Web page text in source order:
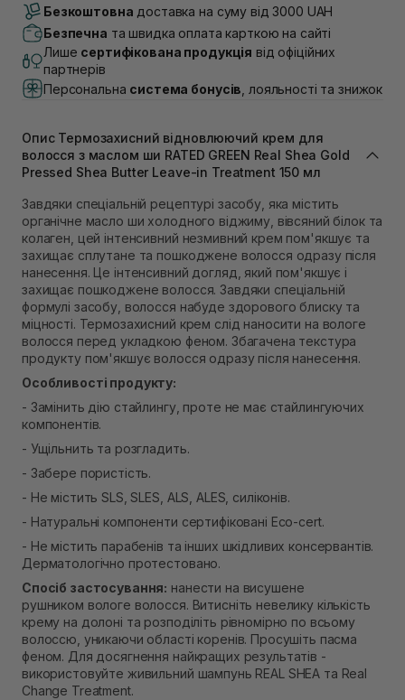
В наявності
Самовивіз м. Луцьк, вул. Винниченка 4
В наявності
Самовивіз м. Львів, вул. Академіка Підстригача, 1В
(Duck’s Lake)
В наявності
В наявності
Самовивіз м. Львів, вул. Степана Бандери 45
В наявності
В наявності
Самовивіз м. Рівне, вул. Кулика і Гудачека 23 (ТЦ
Екватор)
В наявності
Безкоштовна доставка на суму від 3000 UAH
Безпечна та швидка оплата карткою на сайті
Лише сертифікована продукція від офіційних
партнерів
Персональна система бонусів , лояльності та знижок
Опис Термозахисний відновлюючий крем для
волосся з маслом ши RATED GREEN Real Shea Gold
Pressed Shea Butter Leave-in Treatment 150 мл
Завдяки спеціальній рецептурі засобу, яка містить
органічне масло ши холодного віджиму, вівсяний білок та
колаген, цей інтенсивний незмивний крем пом'якшує та
захищає сплутане та пошкоджене волосся одразу після
нанесення. Це інтенсивний догляд, який пом'якшує і
захищає пошкоджене волосся. Завдяки спеціальній
формулі засобу, волосся набуде здорового блиску та
міцності. Термозахисний крем слід наносити на вологе
волосся перед укладкою феном. Збагачена текстура
продукту пом'якшує волосся одразу після нанесення.
Особливості продукту:
- Замінить дію стайлингу, проте не має стайлингуючих
компонентів.
- Ущільнить та розгладить.
- Забере пористість.
- Не містить SLS, SLES, ALS, ALES, силіконів.
- Натуральні компоненти сертифіковані Eco-cert.
- Не містить парабенів та інших шкідливих консервантів.
Дерматологічно протестовано.
Спосіб застосування: нанести на висушене
рушником вологе волосся. Витисніть невелику кількість
крему на долоні та розподіліть рівномірно по всьому
волоссю, уникаючи області коренів. Просушіть пасма
феном. Для досягнення найкращих результатів -
використовуйте живильний шампунь REAL SHEA та Real
Change Treatment.